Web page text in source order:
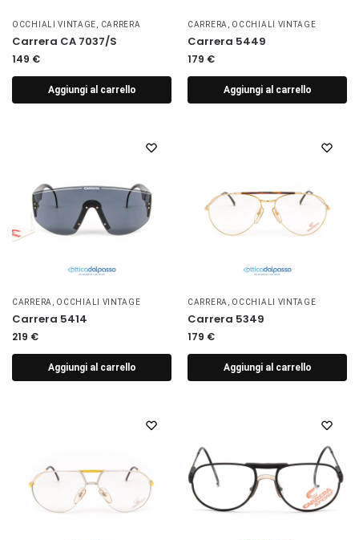
OCCHIALI VINTAGE CARRERA
Carrera CA 7037/S
149 €
Aggiungi al carrello
CARRERA OCCHIALI VINTAGE
Carrera 5449
179 €
Aggiungi al carrello
CARRERA OCCHIALI VINTAGE
Carrera 5414
219 €
Aggiungi al carrello
CARRERA OCCHIALI VINTAGE
Carrera 5349
179 €
Aggiungi al carrello